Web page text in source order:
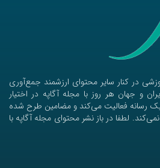
در کنار سایر محتوای ارزشمند جمع‌آوری
و جهان هر روز با مجله آگاپه در اختیار
رسانه فعالیت می‌کند و مضامین طرح شده
نمی‌کند. لطفا در باز نشر محتوای مجله آگاپه با